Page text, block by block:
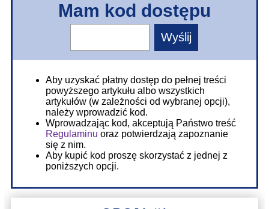
Mam kod dostępu
Aby uzyskać płatny dostęp do pełnej treści
powyższego artykułu albo wszystkich
artykułów (w zależności od wybranej opcji),
należy wprowadzić kod.
Wprowadzając kod, akceptują Państwo treść
Regulaminu oraz potwierdzają zapoznanie
się z nim.
Aby kupić kod proszę skorzystać z jednej z
poniższych opcji.